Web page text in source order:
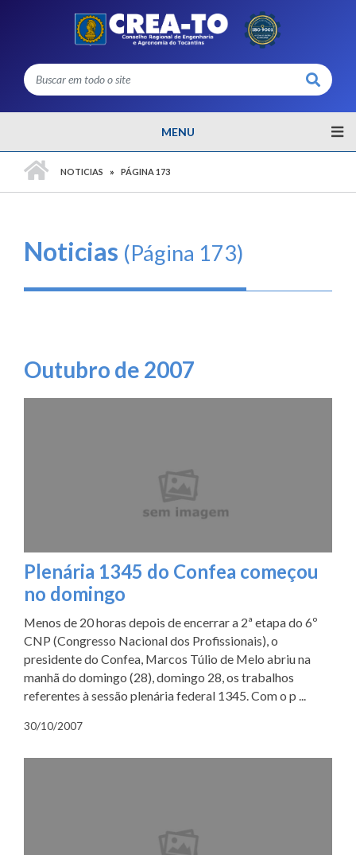
Buscar
MENU
NOTICIAS PÁGINA 173
Noticias (Página 173)
Outubro de 2007
Plenária 1345 do Confea começou
no domingo
Menos de 20 horas depois de encerrar a 2ª etapa do 6º
CNP (Congresso Nacional dos Profissionais), o
presidente do Confea, Marcos Túlio de Melo abriu na
manhã do domingo (28), domingo 28, os trabalhos
referentes à sessão plenária federal 1345. Com o p ...
30/10/2007